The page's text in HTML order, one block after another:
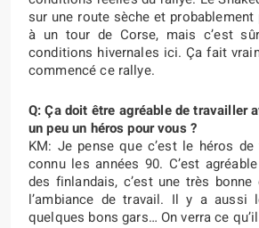
sur une route sèche et
à un tour de Corse, mais c’est
conditions hivernales ici. Ça fait
commencé ce rallye.
Q: Ça doit être agréable de travailler
un peu un héros pour vous ?
KM: Je pense que c’est le héros
connu les années 90. C’est
des finlandais, c’est une très bonne
l’ambiance de travail. Il y a aussi
quelques bons gars… On verra ce